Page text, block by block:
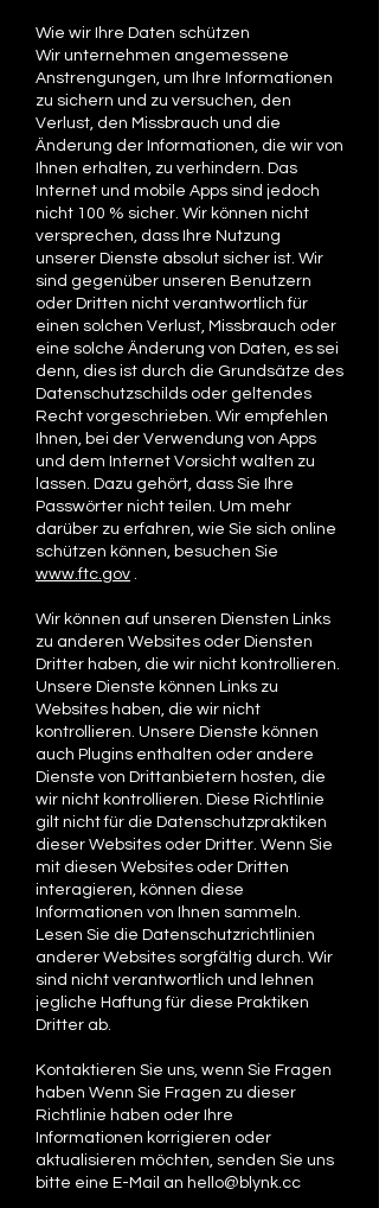
Wie wir Ihre Daten schützen
Wir unternehmen angemessene
Anstrengungen, um Ihre Informationen
zu sichern und zu versuchen, den
Verlust, den Missbrauch und die
Änderung der Informationen, die wir von
Ihnen erhalten, zu verhindern. Das
Internet und mobile Apps sind jedoch
nicht 100 % sicher. Wir können nicht
versprechen, dass Ihre Nutzung
unserer Dienste absolut sicher ist. Wir
sind gegenüber unseren Benutzern
oder Dritten nicht verantwortlich für
einen solchen Verlust, Missbrauch oder
eine solche Änderung von Daten, es sei
denn, dies ist durch die Grundsätze des
Datenschutzschilds oder geltendes
Recht vorgeschrieben. Wir empfehlen
Ihnen, bei der Verwendung von Apps
und dem Internet Vorsicht walten zu
lassen. Dazu gehört, dass Sie Ihre
Passwörter nicht teilen. Um mehr
darüber zu erfahren, wie Sie sich online
schützen können, besuchen Sie
www.ftc.gov .
Wir können auf unseren Diensten Links
zu anderen Websites oder Diensten
Dritter haben, die wir nicht kontrollieren.
Unsere Dienste können Links zu
Websites haben, die wir nicht
kontrollieren. Unsere Dienste können
auch Plugins enthalten oder andere
Dienste von Drittanbietern hosten, die
wir nicht kontrollieren. Diese Richtlinie
gilt nicht für die Datenschutzpraktiken
dieser Websites oder Dritter. Wenn Sie
mit diesen Websites oder Dritten
interagieren, können diese
Informationen von Ihnen sammeln.
Lesen Sie die Datenschutzrichtlinien
anderer Websites sorgfältig durch. Wir
sind nicht verantwortlich und lehnen
jegliche Haftung für diese Praktiken
Dritter ab.
Kontaktieren Sie uns, wenn Sie Fragen
haben Wenn Sie Fragen zu dieser
Richtlinie haben oder Ihre
Informationen korrigieren oder
aktualisieren möchten, senden Sie uns
bitte eine E-Mail an hello@blynk.cc